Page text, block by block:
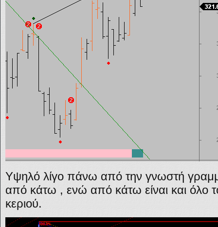
Υψηλό λίγο πάνω από την γνωστή
από κάτω , ενώ από κάτω είναι και όλο
κεριού.